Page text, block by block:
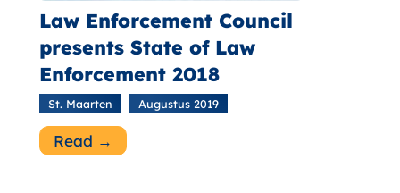
Law Enforcement Council
presents State of Law
Enforcement 2018
St. Maarten Augustus 2019
Read →